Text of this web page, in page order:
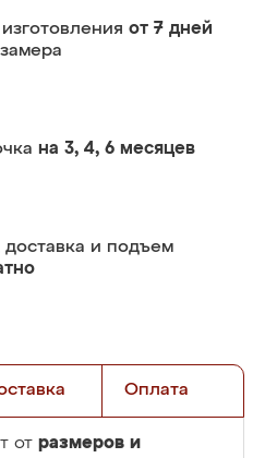
от 7 дней
на 3, 4, 6 месяцев
доставка и подъем
Оплата
от размеров и